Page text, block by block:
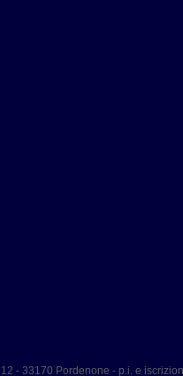
- 33170 Pordenone - p.i. e